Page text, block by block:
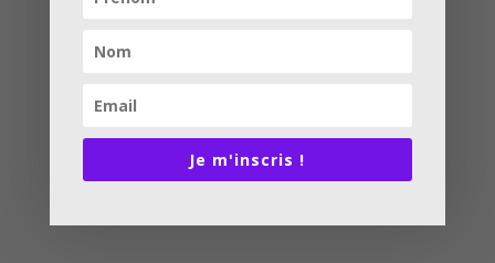
assentiment progressif.
Un exemple concret pour vous montrer la
Je m'inscris !